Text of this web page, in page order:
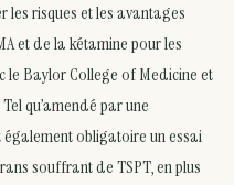
les risques et les avantages
et de la kétamine pour les
le Baylor College of Medicine et
qu’amendé par une
obligatoire un essai
souffrant de TSPT, en plus